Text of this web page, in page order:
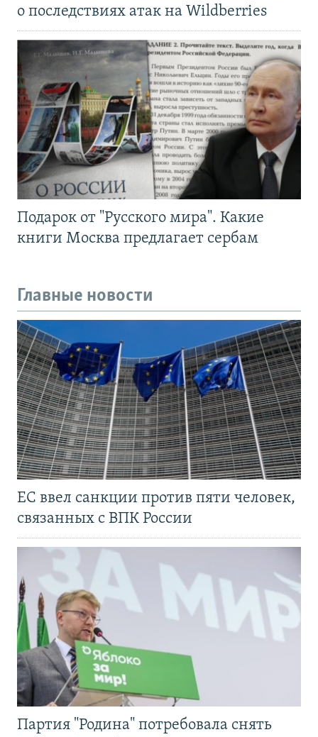
о последствиях атак на Wildberries
Подарок от "Русского мира". Какие
книги Москва предлагает сербам
Главные новости
ЕС ввел санкции против пяти человек,
связанных с ВПК России
Партия "Родина" потребовала снять